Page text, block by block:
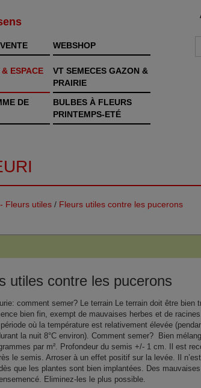
WEBSHOP
ESPACE
VT SEMECES GAZON &
PRAIRIE
DE
BULBES À FLEURS
PRINTEMPS-ETÉ
Fleurs utiles / Fleurs utiles contre les pucerons
utiles contre les pucerons
comment semer? Le terrain Le terrain doit être bien
bien fin, exempt de mauvaises herbes et de
où la température est relativement élevée
la nuit 8°C environ).Comment semer?
Bien
par m². Profondeur du semis +/- 1 cm. Il est
le semis. Arroser à un effet positif sur la levée. Il
que les plantes sont bien implantées. Des
Eliminez-les le plus possible.